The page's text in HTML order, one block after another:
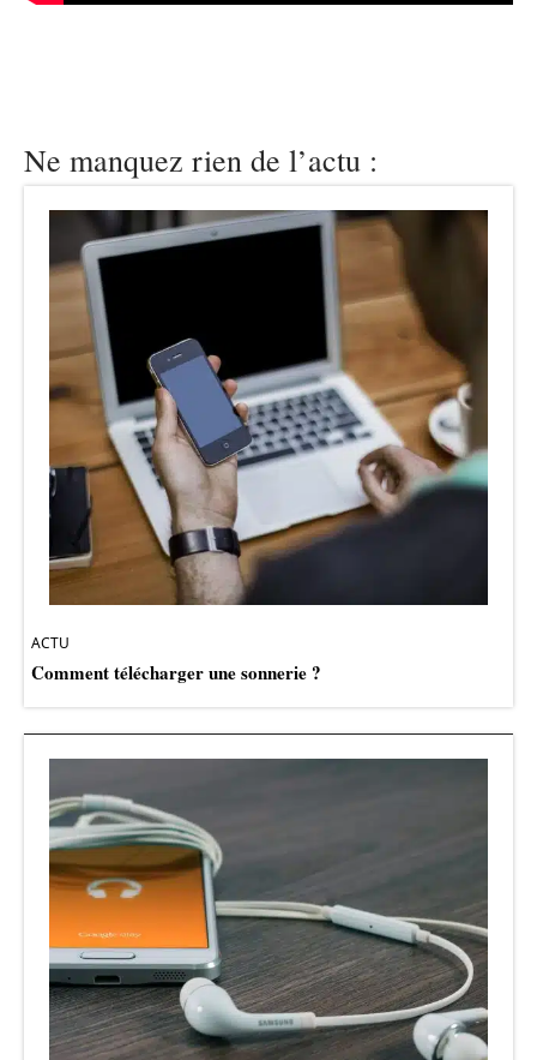
Ne manquez rien de l’actu :
ACTU
Comment télécharger une sonnerie ?